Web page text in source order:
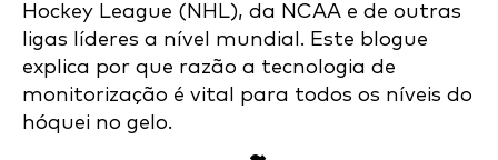
Hockey League (NHL), da NCAA e de outras
ligas líderes a nível mundial. Este blogue
explica por que razão a tecnologia de
monitorização é vital para todos os níveis do
hóquei no gelo.